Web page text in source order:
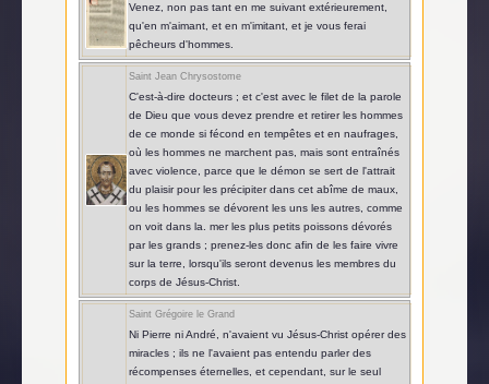
Venez, non pas tant en me suivant extérieurement,
qu'en m'aimant, et en m'imitant, et je vous ferai
pêcheurs d'hommes.
Saint Jean Chrysostome
C'est-à-dire docteurs ; et c'est avec le filet de la parole
de Dieu que vous devez prendre et retirer les hommes
de ce monde si fécond en tempêtes et en naufrages,
où les hommes ne marchent pas, mais sont entraînés
avec violence, parce que le démon se sert de l'attrait
du plaisir pour les précipiter dans cet abîme de maux,
ou les hommes se dévorent les uns les autres, comme
on voit dans la. mer les plus petits poissons dévorés
par les grands ; prenez-les donc afin de les faire vivre
sur la terre, lorsqu'ils seront devenus les membres du
corps de Jésus-Christ.
Saint Grégoire le Grand
Ni Pierre ni André, n'avaient vu Jésus-Christ opérer des
miracles ; ils ne l'avaient pas entendu parler des
récompenses éternelles, et cependant, sur le seul